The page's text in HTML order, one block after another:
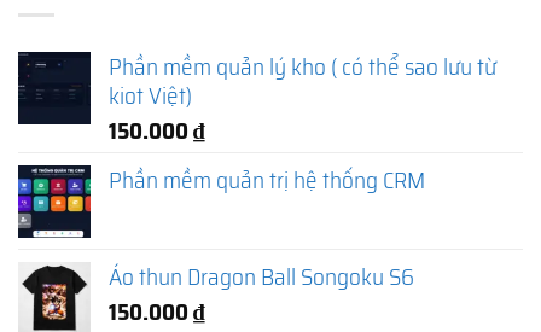
Phần mềm quản lý kho ( có thể sao lưu từ
kiot Việt)
150.000₫
Phần mềm quản trị hệ thống CRM
Áo thun Dragon Ball Songoku S6
150.000₫